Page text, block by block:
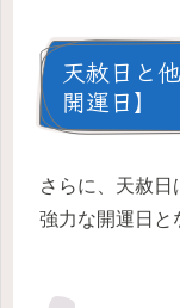
天赦日と
開運日】
さらに、天赦日
強力な開運日と